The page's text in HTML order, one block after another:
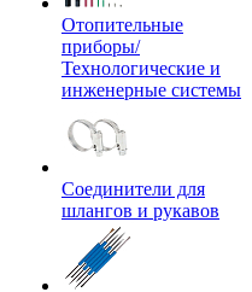
Отопительные
приборы/
Технологические и
инженерные системы
Соединители для
шлангов и рукавов